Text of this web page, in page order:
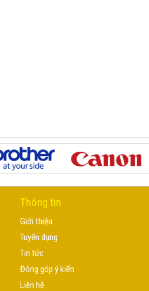
Thông tin
Giới thiệu
Tuyển dụng
Tin tức
Đóng góp ý kiến
Liên hệ